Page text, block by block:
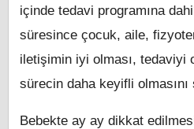
içinde tedavi programına
süresince çocuk, aile,
iletişimin iyi olması, tedaviyi
sürecin daha keyifli olmasını
Bebekte ay ay dikkat